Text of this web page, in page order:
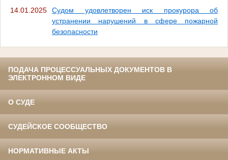
14.01.2025
Судом удовлетворен иск прокурора об
устранении нарушений в сфере пожарной
безопасности
ПОДАЧА ПРОЦЕССУАЛЬНЫХ ДОКУМЕНТОВ В
ЭЛЕКТРОННОМ ВИДЕ
О СУДЕ
СУДЕЙСКОЕ СООБЩЕСТВО
НОРМАТИВНЫЕ АКТЫ